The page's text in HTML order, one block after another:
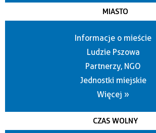
MIASTO
Informacje o mieście
Ludzie Pszowa
Partnerzy, NGO
Jednostki miejskie
Więcej »
CZAS WOLNY